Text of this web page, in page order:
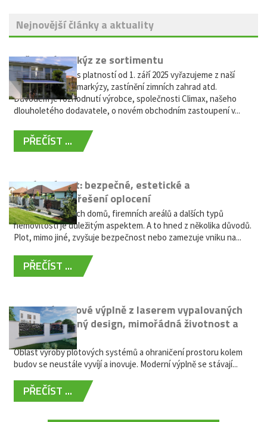
Nejnovější články a aktuality
Vyřazení markýz ze sortimentu
Vážení zákazníci, s platností od 1. září 2025 vyřazujeme z naší
nabídky výsuvné markýzy, zastínění zimních zahrad atd.
Důvodem je rozhodnutí výrobce, společnosti Climax, našeho
dlouholetého dodavatele, o novém obchodním zastoupení v...
PŘEČÍST ...
Hliníkový plot: bezpečné, estetické a
bezúdržbové řešení oplocení
Oplocení rodinných domů, firemních areálů a dalších typů
nemovitostí je důležitým aspektem. A to hned z několika důvodů.
Plot, mimo jiné, zvyšuje bezpečnost nebo zamezuje vniku na...
PŘEČÍST ...
Moderní plotové výplně z laserem vypalovaných
kovů: výjimečný design, mimořádná životnost a
žádná údržba
Oblast výroby plotových systémů a ohraničení prostoru kolem
budov se neustále vyvíjí a inovuje. Moderní výplně se stávají...
PŘEČÍST ...